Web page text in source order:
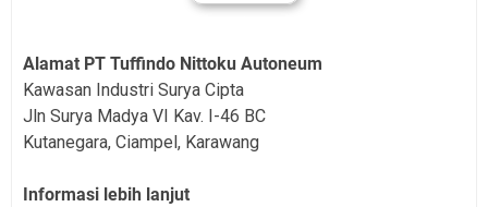
.
Alamat PT Tuffindo Nittoku Autoneum
Kawasan Industri Surya Cipta
Jln Surya Madya VI Kav. I-46 BC
Kutanegara, Ciampel, Karawang
Informasi lebih lanjut